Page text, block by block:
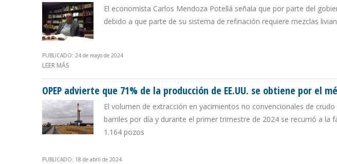
El economista Carlos Mendoza Potellá señala que por parte del
debido a que parte de su sistema de refinación requiere mezclas
PUBLICADO: 24 de mayo de 2024
LEER MÁS
OPEP advierte que 71% de la producción de EE.UU. se obtiene por el
El volumen de extracción en yacimientos no convencionales de
barriles por día y durante el primer trimestre de 2024 se recurrió a la
1.164 pozos
PUBLICADO: 18 de abril de 2024